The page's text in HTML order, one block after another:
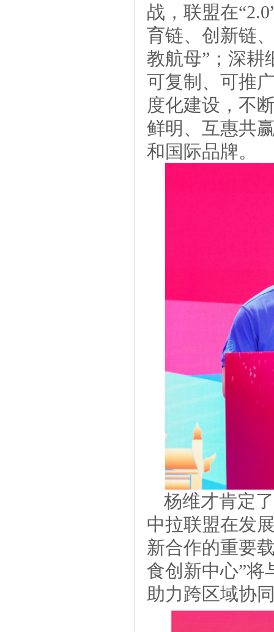
战，联盟在
育链、创新链
教航母”；深耕
可复制、可推
度化建设，不
鲜明、互惠共
和国际品牌。
杨维才肯定
中拉联盟在发
新合作的重要
食创新中心”将
助力跨区域协